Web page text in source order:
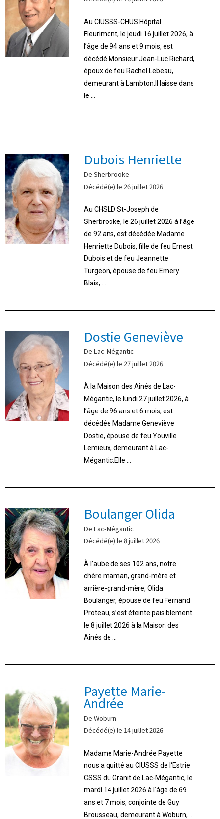
Au CIUSSS-CHUS Hôpital
Fleurimont, le jeudi 16 juillet 2026, à
l’âge de 94 ans et 9 mois, est
décédé Monsieur Jean-Luc Richard,
époux de feu Rachel Lebeau,
demeurant à Lambton.Il laisse dans
le ...
Dubois Henriette
De Sherbrooke
Décédé(e) le 26 juillet 2026
Au CHSLD St-Joseph de
Sherbrooke, le 26 juillet 2026 à l’âge
de 92 ans, est décédée Madame
Henriette Dubois, fille de feu Ernest
Dubois et de feu Jeannette
Turgeon, épouse de feu Emery
Blais, ...
Dostie Geneviève
De Lac-Mégantic
Décédé(e) le 27 juillet 2026
À la Maison des Ainés de Lac-
Mégantic, le lundi 27 juillet 2026, à
l’âge de 96 ans et 6 mois, est
décédée Madame Geneviève
Dostie, épouse de feu Youville
Lemieux, demeurant à Lac-
Mégantic.Elle ...
Boulanger Olida
De Lac-Mégantic
Décédé(e) le 8 juillet 2026
À l’aube de ses 102 ans, notre
chère maman, grand-mère et
arrière-grand-mère, Olida
Boulanger, épouse de feu Fernand
Proteau, s’est éteinte paisiblement
le 8 juillet 2026 à la Maison des
Aînés de ...
Payette Marie-
Andrée
De Woburn
Décédé(e) le 14 juillet 2026
Madame Marie-Andrée Payette
nous a quitté au CIUSSS de l‘Estrie
CSSS du Granit de Lac-Mégantic, le
mardi 14 juillet 2026 à l‘âge de 69
ans et 7 mois, conjointe de Guy
Brousseau, demeurant à Woburn, ...